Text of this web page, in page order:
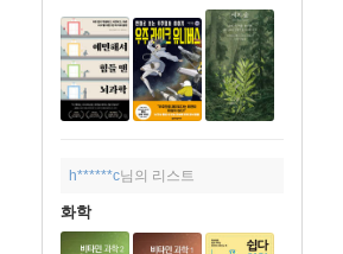
h******c님의 리스트
화학